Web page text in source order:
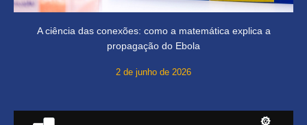
A ciência das conexões: como a matemática explica a
propagação do Ebola
2 de junho de 2026